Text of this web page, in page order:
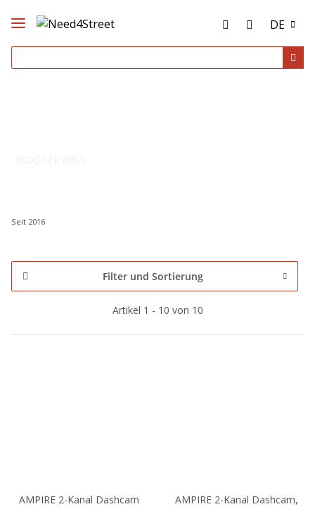
DE
Seit 2016
Filter und Sortierung
Artikel 1 - 10 von 10
AMPIRE 2-Kanal Dashcam
AMPIRE 2-Kanal Dashcam,